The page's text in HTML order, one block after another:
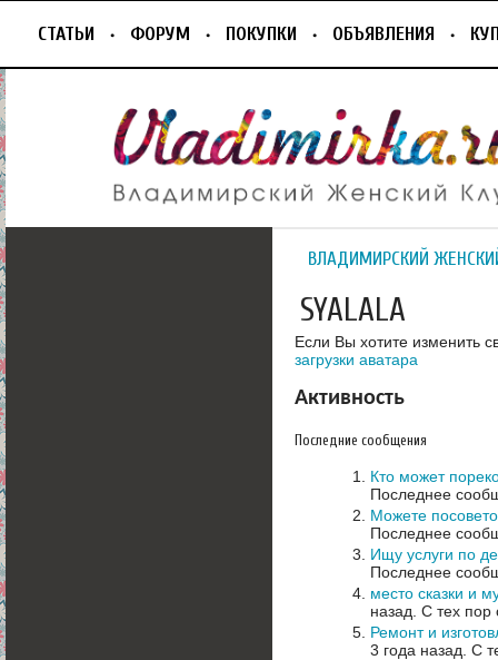
СТАТЬИ ФОРУМ ПОКУПКИ ОБЪЯВЛЕНИЯ
ВЛАДИМИРСКИЙ
SYALALA
Если Вы хотите изменить
загрузки аватара
Активность
Последние сообщения
Кто может
Последнее
Можете
Последнее
Ищу услуги по
Последнее
место сказки и
назад. С тех пор
Ремонт и
3 года назад. С